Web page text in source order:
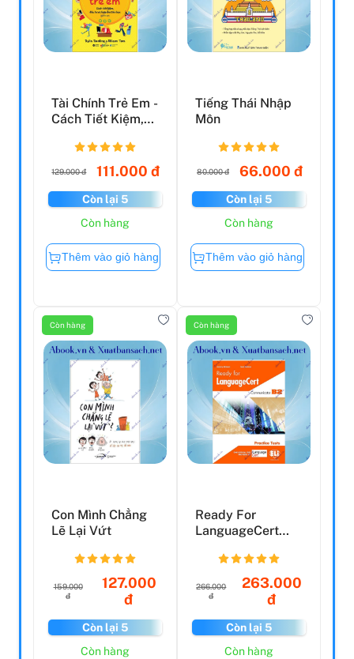
Tài Chính Trẻ Em -
Cách Tiết Kiệm,
129.000 đ 111.000 đ
Còn lại 5
Còn hàng
Thêm vào giỏ hàng
Tiếng Thái Nhập
Môn
80.000 đ 66.000 đ
Còn lại 5
Còn hàng
Thêm vào giỏ hàng
Còn hàng
Con Mình Chẳng
Lẽ Lại Vứt
159.000
đ
127.000
đ
Còn lại 5
Còn hàng
Còn hàng
Ready For
LanguageCert
Student's E...
266.000
đ
263.000
đ
Còn lại 5
Còn hàng